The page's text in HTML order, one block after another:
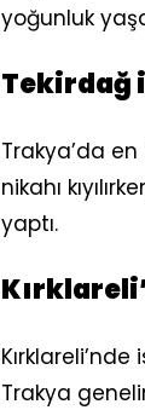
yoğunluk
Tekirdağ
Trakya’da en
nikahı
yaptı.
Trakya